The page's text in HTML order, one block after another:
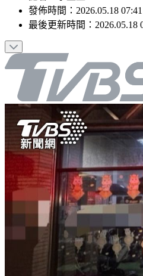
記者：李昱菫
發佈時間：2026.05.18 07:41